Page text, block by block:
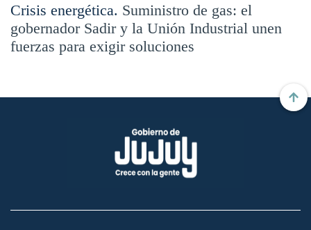
Crisis energética. Suministro de gas: el
gobernador Sadir y la Unión Industrial unen
fuerzas para exigir soluciones